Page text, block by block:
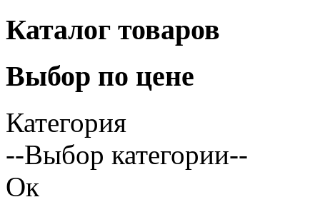
Каталог товаров
Выбор по цене
Категория
--Выбор категории--
Ок